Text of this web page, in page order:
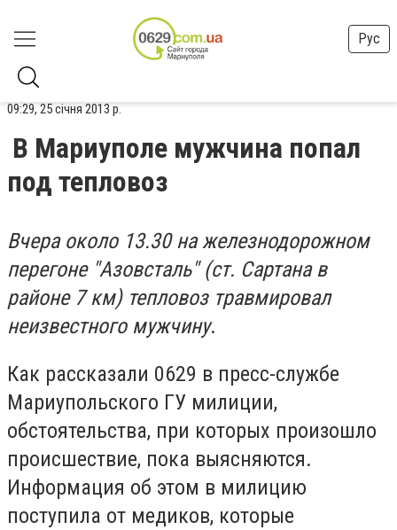
Рус
09:29, 25 січня 2013 р.
В Мариуполе мужчина попал
под тепловоз
Вчера около 13.30 на железнодорожном
перегоне "Азовсталь" (ст. Сартана в
районе 7 км) тепловоз травмировал
неизвестного мужчину.
Как рассказали 0629 в пресс-службе
Мариупольского ГУ милиции,
обстоятельства, при которых произошло
происшествие, пока выясняются.
Информация об этом в милицию
поступила от медиков, которые